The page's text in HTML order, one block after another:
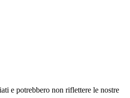
e potrebbero non riflettere le nostre